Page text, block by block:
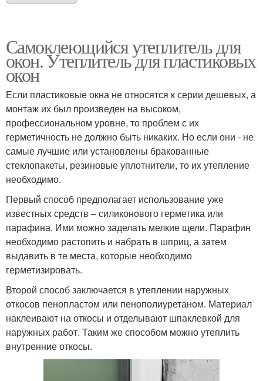
Самоклеющийся утеплитель для
окон. Утеплитель для пластиковых
окон
Если пластиковые окна не относятся к серии дешевых, а
монтаж их был произведен на высоком,
профессиональном уровне, то проблем с их
герметичность не должно быть никаких. Но если они - не
самые лучшие или установлены бракованные
стеклопакеты, резиновые уплотнители, то их утепление
необходимо.
Первый способ предполагает использование уже
известных средств – силиконового герметика или
парафина. Ими можно заделать мелкие щели. Парафин
необходимо растопить и набрать в шприц, а затем
выдавить в те места, которые необходимо
герметизировать.
Второй способ заключается в утеплении наружных
откосов пенопластом или пенополиуретаном. Материал
наклеивают на откосы и отделывают шпаклевкой для
наружных работ. Таким же способом можно утеплить
внутренние откосы.